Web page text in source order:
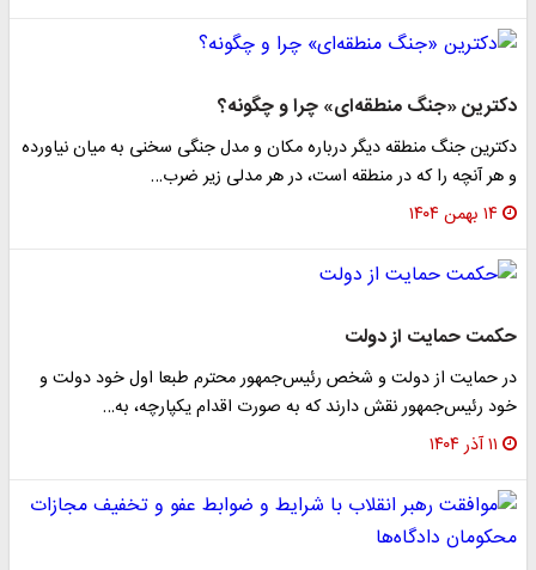
دکترین «جنگ منطقه‌ای» چرا و چگونه؟
دکترین جنگ منطقه دیگر درباره مکان و مدل جنگی سخنی به میان نیاورده
و هر آنچه را که در منطقه است، در هر مدلی زیر ضرب…
۱۴ بهمن ۱۴۰۴
حکمت حمایت از دولت
در حمایت از دولت و شخص رئیس‌جمهور محترم طبعا اول خود دولت و
خود رئیس‌جمهور نقش دارند که به صورت اقدام یکپارچه، به…
۱۱ آذر ۱۴۰۴